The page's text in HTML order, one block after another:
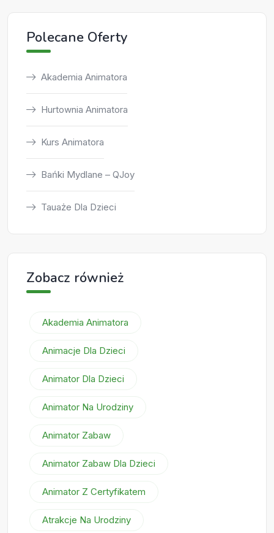
Polecane Oferty
Akademia Animatora
Hurtownia Animatora
Kurs Animatora
Bańki Mydlane – QJoy
Tauaże Dla Dzieci
Zobacz również
Akademia Animatora
Animacje Dla Dzieci
Animator Dla Dzieci
Animator Na Urodziny
Animator Zabaw
Animator Zabaw Dla Dzieci
Animator Z Certyfikatem
Atrakcje Na Urodziny